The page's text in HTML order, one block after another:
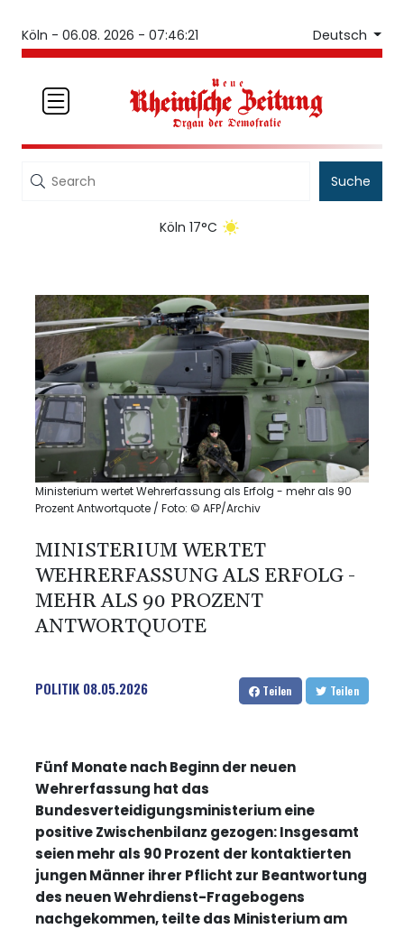
Köln - 06.08. 2026 - 07:46:21 Deutsch
Suche
Köln 17°C
Ministerium wertet Wehrerfassung als Erfolg - mehr als 90
Prozent Antwortquote / Foto: © AFP/Archiv
MINISTERIUM WERTET
WEHRERFASSUNG ALS ERFOLG -
MEHR ALS 90 PROZENT
ANTWORTQUOTE
POLITIK 08.05.2026 Teilen Teilen
Fünf Monate nach Beginn der neuen
Wehrerfassung hat das
Bundesverteidigungsministerium eine
positive Zwischenbilanz gezogen: Insgesamt
seien mehr als 90 Prozent der kontaktierten
jungen Männer ihrer Pflicht zur Beantwortung
des neuen Wehrdienst-Fragebogens
nachgekommen, teilte das Ministerium am